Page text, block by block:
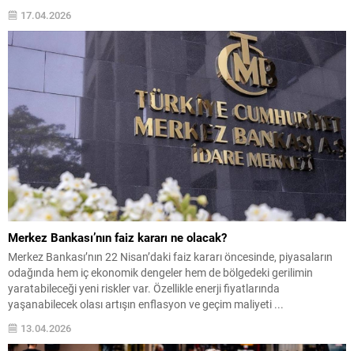
17.04.2026
Merkez Bankası’nın faiz kararı ne olacak?
Merkez Bankası’nın 22 Nisan’daki faiz kararı öncesinde, piyasaların
odağında hem iç ekonomik dengeler hem de bölgedeki gerilimin
yaratabileceği yeni riskler var. Özellikle enerji fiyatlarında
yaşanabilecek olası artışın enflasyon ve geçim maliyeti ...
13.04.2026